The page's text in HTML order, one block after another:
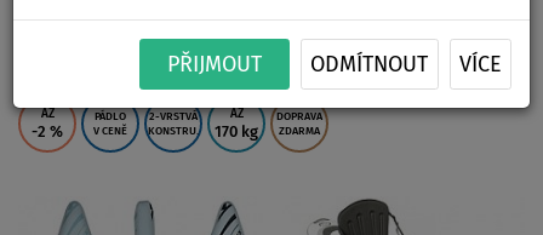
PŘIJMOUT ODMÍTNOUT VÍCE
- varianta: kajaková sada
AŽ
-2 %
PÁDLO
V CENĚ
2-VRSTVÁ
KONSTRU.
AŽ
170 kg
DOPRAVA
ZDARMA